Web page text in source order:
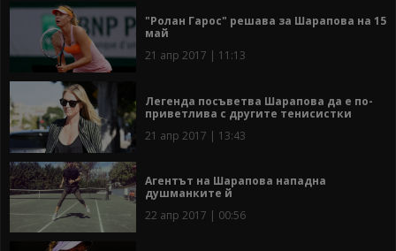
"Ролан Гарос" решава за Шарапова на 15
май
21 апр 2017 | 11:13
Легенда посъветва Шарапова да е по-
приветлива с другите тенисистки
21 апр 2017 | 13:43
Агентът на Шарапова нападна
душманките й
22 апр 2017 | 00:56